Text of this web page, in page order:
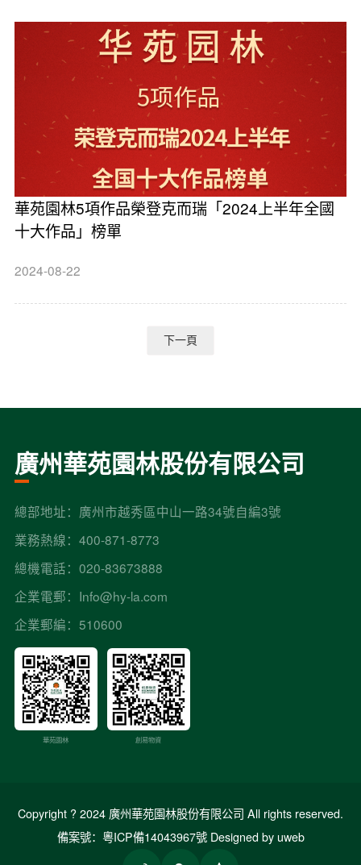
華苑園林5項作品榮登克而瑞「2024上半年全國
十大作品」榜單
2024-08-22
下一頁
廣州華苑園林股份有限公司
總部地址：廣州市越秀區中山一路34號自編3號
業務熱線：400-871-8773
總機電話：020-83673888
企業電郵：Info@hy-la.com
企業郵編：510600
華苑園林 創易物資
Copyright ? 2024 廣州華苑園林股份有限公司 All rights reserved.
備案號：粵ICP備14043967號 Designed by uweb